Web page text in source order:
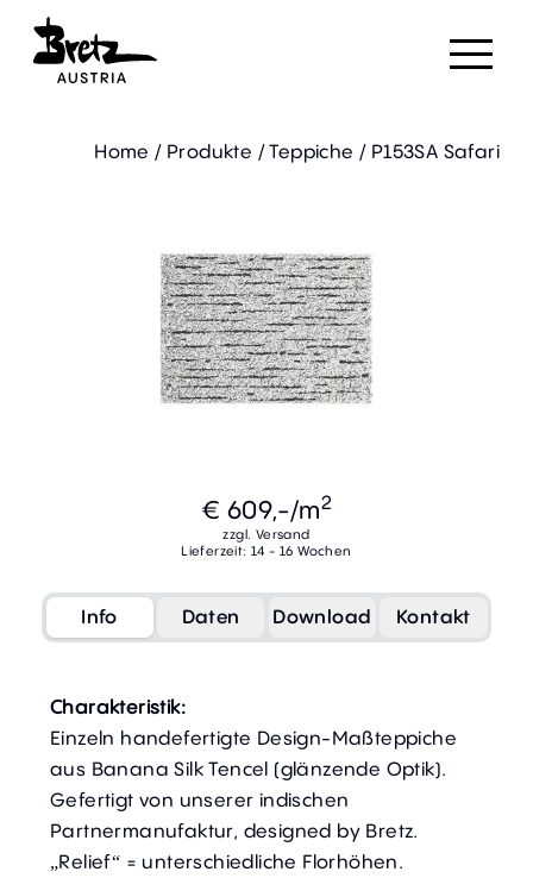
Home / Produkte / Teppiche / P153SA Safari
€ 609,-/m2
zzgl. Versand
Lieferzeit: 14 - 16 Wochen
Info Daten Download Kontakt
Charakteristik:
Einzeln handefertigte Design-Maßteppiche
aus Banana Silk Tencel (glänzende Optik).
Gefertigt von unserer indischen
Partnermanufaktur, designed by Bretz.
„Relief“ = unterschiedliche Florhöhen.